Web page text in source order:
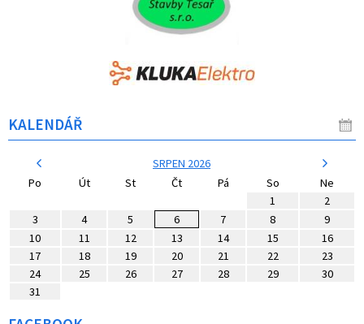
KALENDÁŘ
SRPEN 2026
Po
Út St Čt Pá So
Ne
1
2
3
4 5 6 7 8
9
10
11 12 13 14 15
16
17
18 19 20 21 22
23
24
25 26 27 28 29
30
31